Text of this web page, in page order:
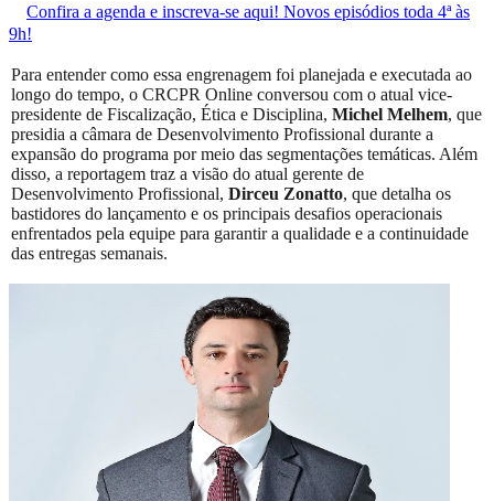
Confira a agenda e inscreva-se aqui! Novos episódios toda 4ª às
9h!
Para entender como essa engrenagem foi planejada e executada ao
longo do tempo, o CRCPR Online conversou com o atual vice-
presidente de Fiscalização, Ética e Disciplina, Michel Melhem, que
presidia a câmara de Desenvolvimento Profissional durante a
expansão do programa por meio das segmentações temáticas. Além
disso, a reportagem traz a visão do atual gerente de
Desenvolvimento Profissional, Dirceu Zonatto, que detalha os
bastidores do lançamento e os principais desafios operacionais
enfrentados pela equipe para garantir a qualidade e a continuidade
das entregas semanais.